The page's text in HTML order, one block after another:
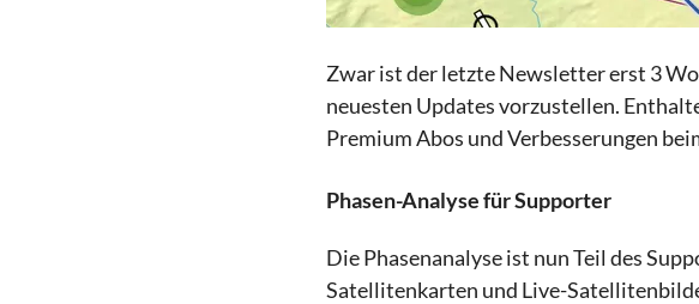
Zwar ist der letzte Newsletter erst 3
neuesten Updates vorzustellen.
Premium Abos und Verbesserungen
Phasen-Analyse für Supporter
Die Phasenanalyse ist nun Teil des
Satellitenkarten und Live-